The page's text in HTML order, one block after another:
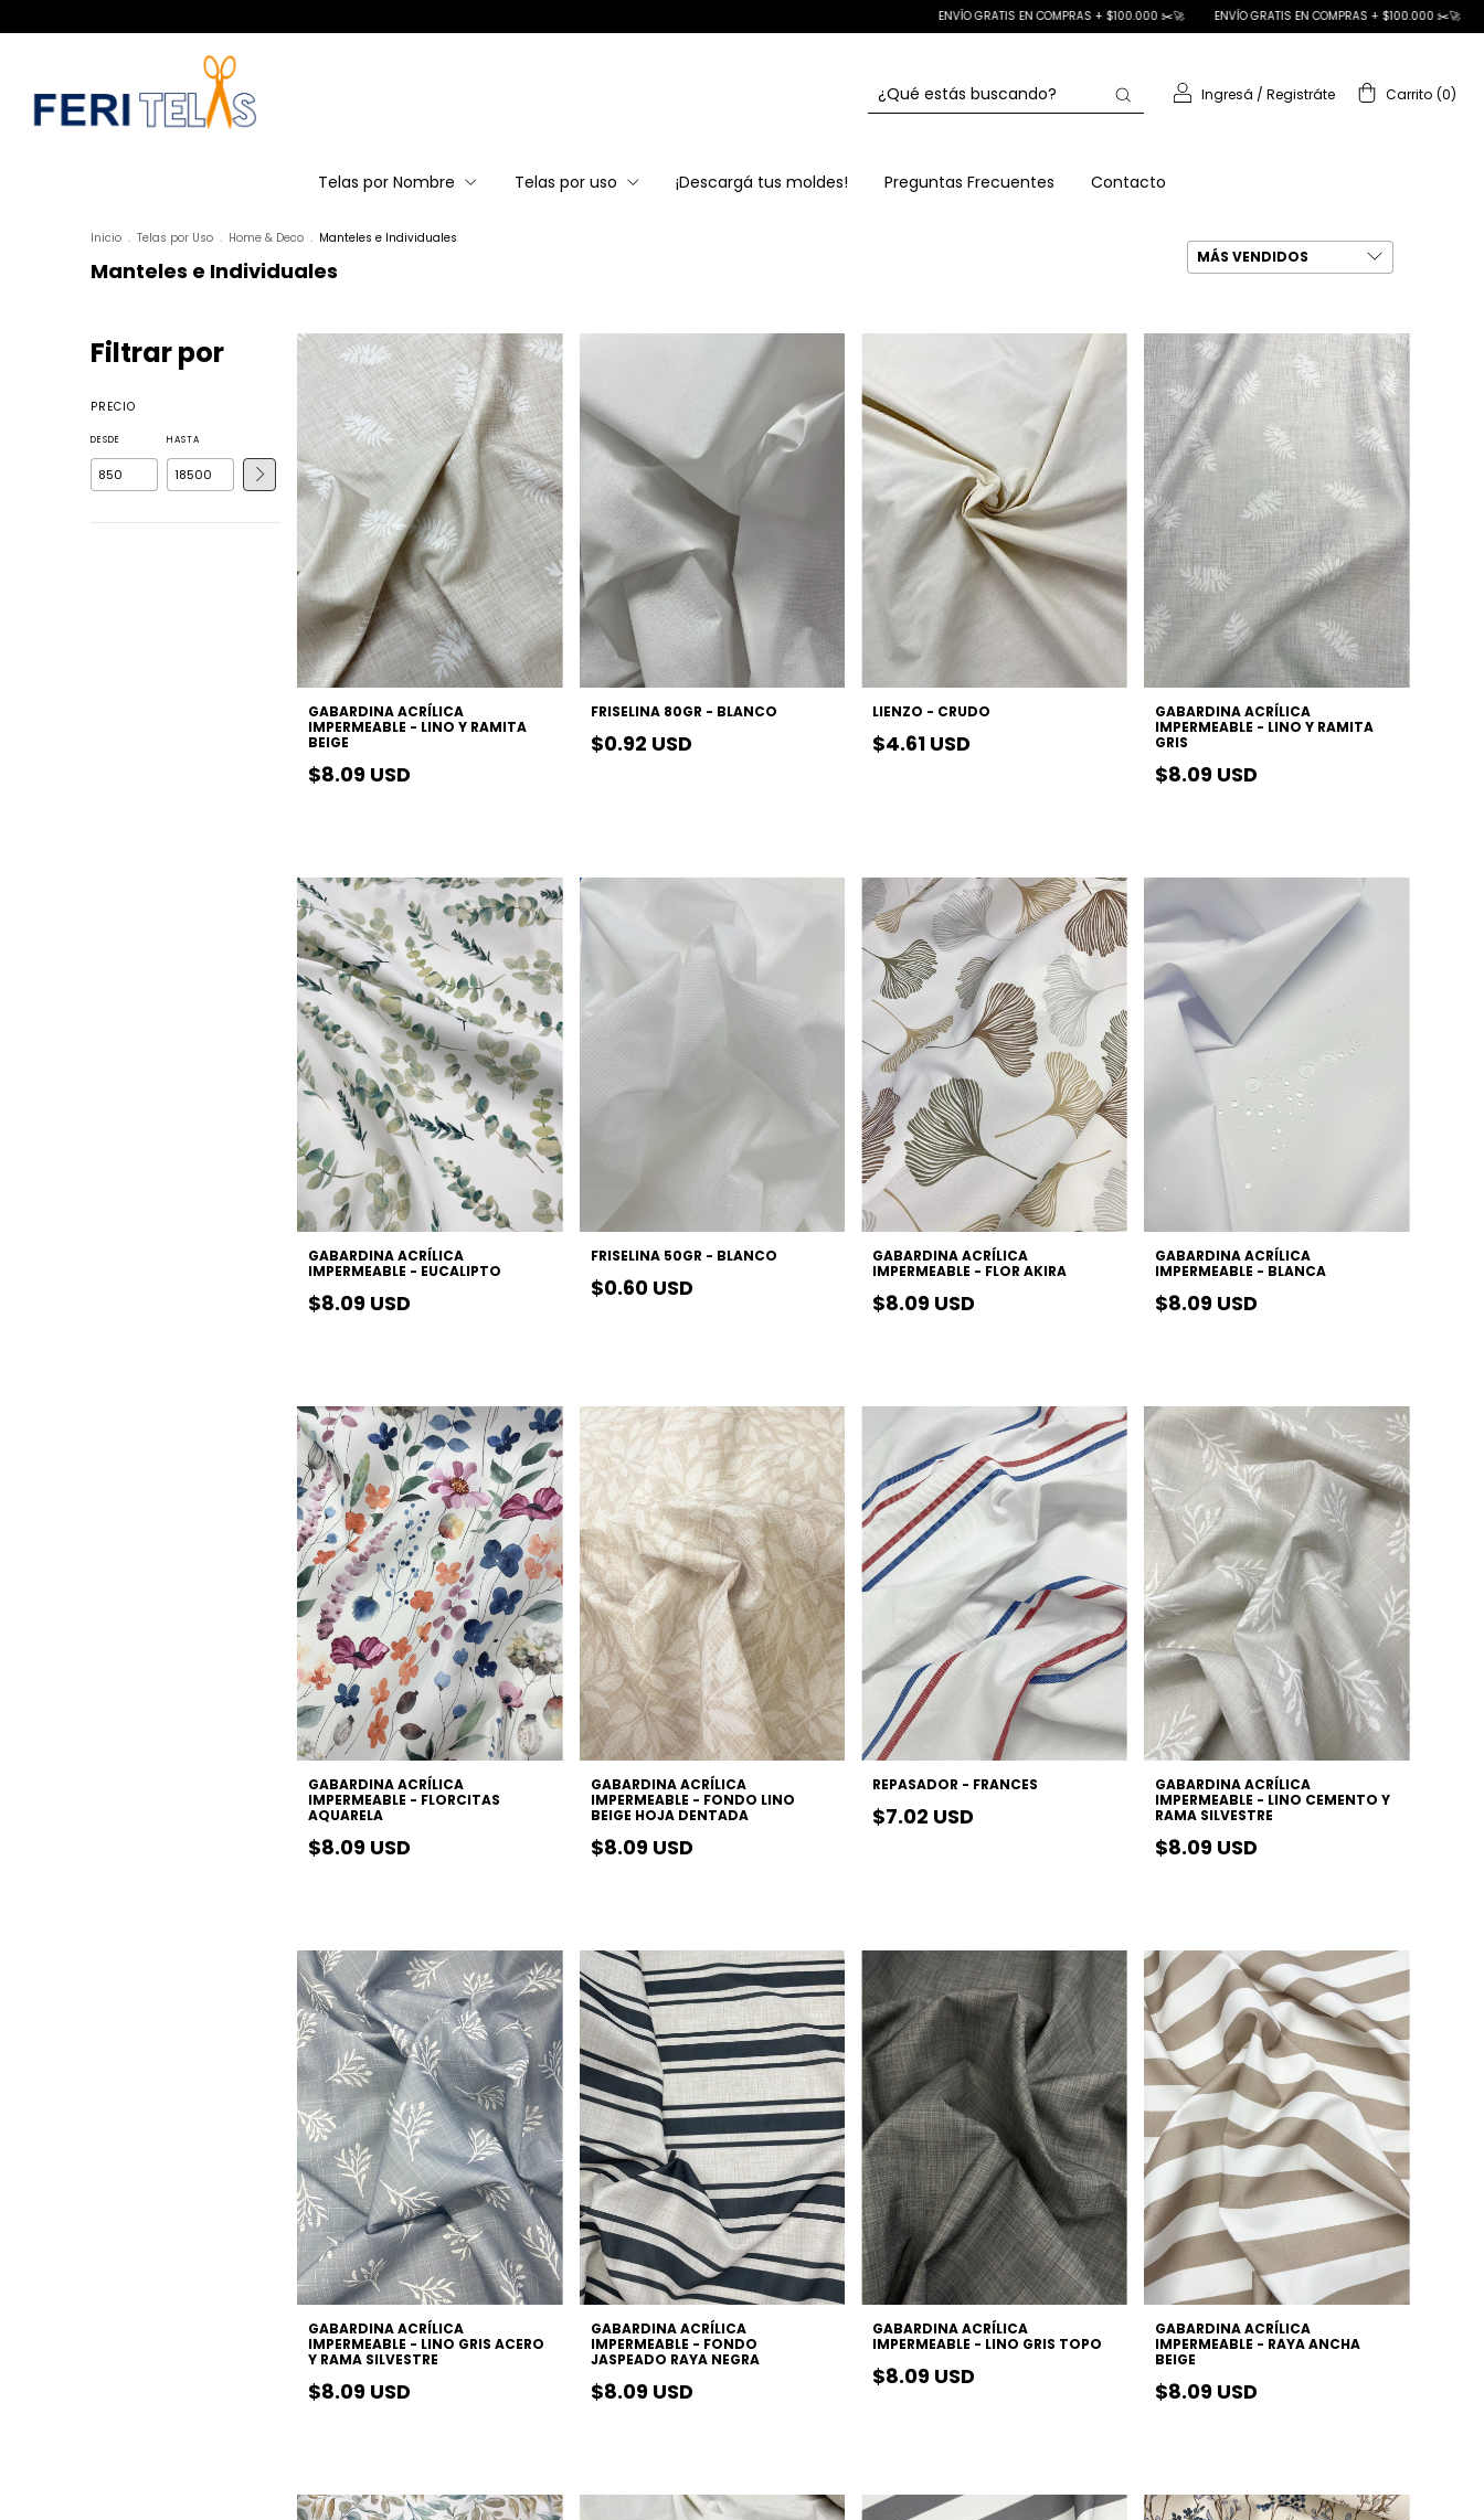
ENVÍO GRATIS EN COMPRAS + $100.000 ✂️🚀 ENVÍO GRATIS EN COMPRAS + $100.000 ✂️🚀 ENVÍO GRATIS EN COMPRAS +
Ingresá / Registráte Carrito (0)
Telas por Nombre Telas por uso ¡Descargá tus moldes! Preguntas Frecuentes Contacto
Inicio . Telas por Uso . Home & Deco . Manteles e Individuales
Manteles e Individuales
Filtrar por
PRECIO
DESDE HASTA
GABARDINA ACRÍLICA
IMPERMEABLE - LINO Y RAMITA
BEIGE
$8.09 USD
FRISELINA 80GR - BLANCO
$0.92 USD
LIENZO - CRUDO
$4.61 USD
GABARDINA ACRÍLICA
IMPERMEABLE - LINO Y RAMITA
GRIS
$8.09 USD
GABARDINA ACRÍLICA
IMPERMEABLE - EUCALIPTO
$8.09 USD
FRISELINA 50GR - BLANCO
$0.60 USD
GABARDINA ACRÍLICA
IMPERMEABLE - FLOR AKIRA
$8.09 USD
GABARDINA ACRÍLICA
IMPERMEABLE - BLANCA
$8.09 USD
GABARDINA ACRÍLICA
IMPERMEABLE - FLORCITAS
AQUARELA
$8.09 USD
GABARDINA ACRÍLICA
IMPERMEABLE - FONDO LINO
BEIGE HOJA DENTADA
$8.09 USD
REPASADOR - FRANCES
$7.02 USD
GABARDINA ACRÍLICA
IMPERMEABLE - LINO CEMENTO Y
RAMA SILVESTRE
$8.09 USD
GABARDINA ACRÍLICA
IMPERMEABLE - LINO GRIS ACERO
Y RAMA SILVESTRE
$8.09 USD
GABARDINA ACRÍLICA
IMPERMEABLE - FONDO
JASPEADO RAYA NEGRA
$8.09 USD
GABARDINA ACRÍLICA
IMPERMEABLE - LINO GRIS TOPO
$8.09 USD
GABARDINA ACRÍLICA
IMPERMEABLE - RAYA ANCHA
BEIGE
$8.09 USD